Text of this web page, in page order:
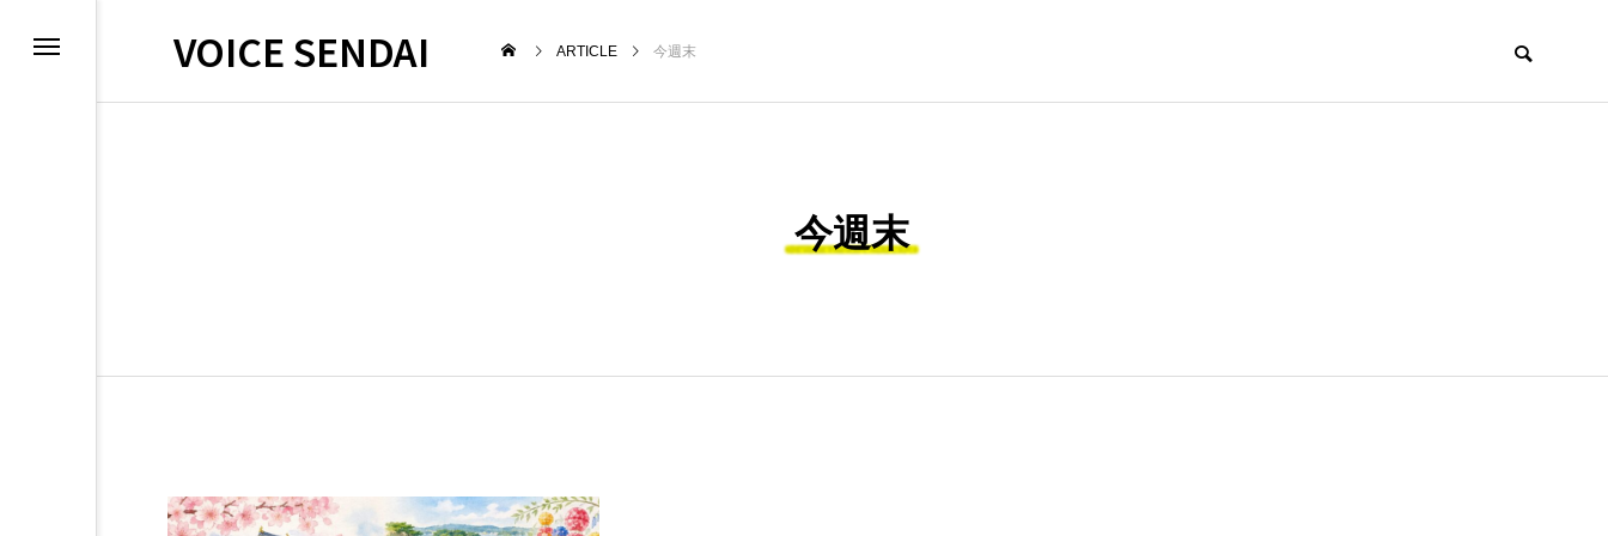
VOICE SENDAI ARTICLE 今週末
今週末